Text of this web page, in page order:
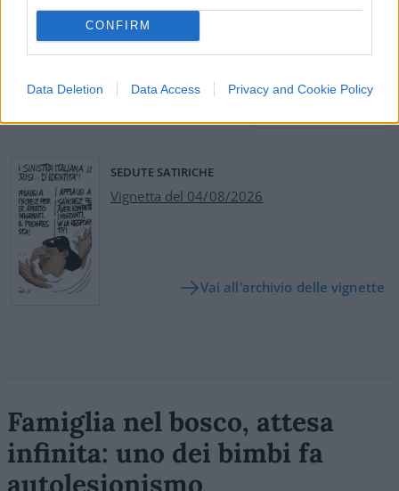
CONFIRM
Data Deletion Data Access Privacy and Cookie Policy
#USTICA
SEDUTE SATIRICHE
Vignetta del 04/08/2026
Vai all'archivio delle vignette
Famiglia nel bosco, attesa
infinita: uno dei bimbi fa
autolesionismo